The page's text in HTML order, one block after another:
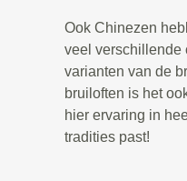
Ook Chinezen
veel verschillende
varianten van de
bruiloften is het
hier ervaring in
tradities past!